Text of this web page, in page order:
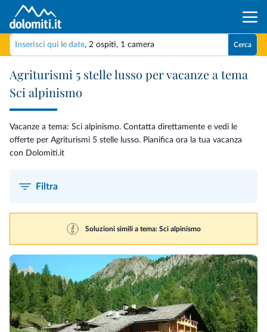
Inserisci qui le date, 2 ospiti, 1 camera Cerca
Agriturismi 5 stelle lusso per vacanze a tema
Sci alpinismo
Vacanze a tema: Sci alpinismo. Contatta direttamente e vedi le
offerte per Agriturismi 5 stelle lusso. Pianifica ora la tua vacanza
con Dolomiti.it
Filtra
Soluzioni simili a tema: Sci alpinismo